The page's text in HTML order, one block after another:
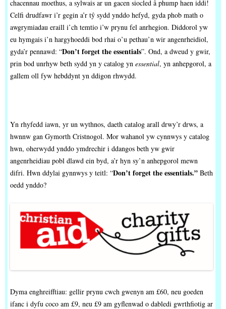
chacennau moethus, a sylwais ar un gacen siocled â phump haen iddi!
Celfi drudfawr i’r gegin a’r tŷ sydd ynddo hefyd, gyda phob math o
awgrymiadau eraill i’ch temtio i’w prynu fel anrhegion. Diddorol yw
eu hymgais i’n hargyhoeddi bod rhai o’u pethau’n wir angenrheidiol,
gyda’r pennawd: “Don’t forget the essentials”. Ond, a dweud y gwir,
prin bod unrhyw beth sydd yn y catalog yn essential, yn anhepgorol, a
gallem oll fyw hebddynt yn ddigon rhwydd.
Yn rhyfedd iawn, yr un wythnos, daeth catalog arall drwy’r drws, a
hwnnw gan Gymorth Cristnogol. Mor wahanol yw cynnwys y catalog
hwn, oherwydd ynddo ymdrechir i ddangos beth yw gwir
angenrheidiau pobl dlawd ein byd, a’r hyn sy’n anhepgorol mewn
difri. Hwn ddylai gynnwys y teitl: “Don’t forget the essentials.” Beth
oedd ynddo?
Dyma enghreifftiau: gellir prynu cwch gwenyn am £60, neu goeden
ifanc i dyfu coco am £9, neu £9 am gyflenwad o dabledi gwrthfiotig ar